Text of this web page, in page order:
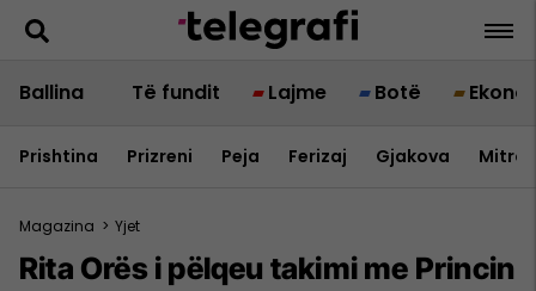
Ballina Të fundit Lajme Botë
Prishtina Prizreni Peja Ferizaj Gjakova
Magazina > Yjet
Rita Orës i pëlqeu takimi me Princin